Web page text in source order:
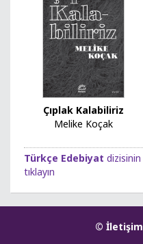
Çıplak Kalabiliriz
Melike Koçak
Türkçe Edebiyat
tıklayın
© İletişim